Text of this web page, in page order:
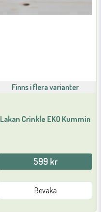
Finns i flera varianter
Lakan Crinkle EKO Kummin
599 kr
Bevaka